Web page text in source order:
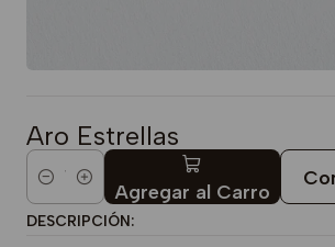
Aro Estrellas
Cantidad Agregar al Carro
DESCRIPCIÓN: